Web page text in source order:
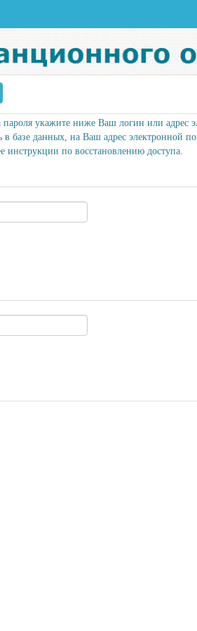
пароля укажите ниже Ваш логин или адрес
в базе данных, на Ваш адрес электронной
инструкции по восстановлению доступа.